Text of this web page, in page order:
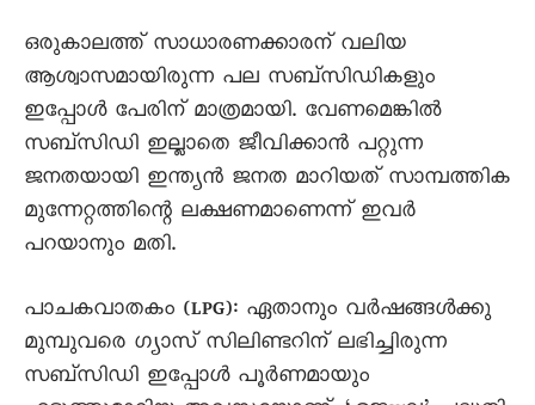
ഒരുകാലത്ത് സാധാരണക്കാരന് വലിയ
ആശ്വാസമായിരുന്ന പല സബ്‌സിഡികളും
ഇപ്പോൾ പേരിന് മാത്രമായി. വേണമെങ്കിൽ
സബ്സിഡി ഇല്ലാതെ ജീവിക്കാൻ പറ്റുന്ന
ജനതയായി ഇന്ത്യൻ ജനത മാറിയത് സാമ്പത്തിക
മുന്നേറ്റത്തിന്റെ ലക്ഷണമാണെന്ന് ഇവർ
പറയാനും മതി.
പാചകവാതകം (LPG): ഏതാനും വർഷങ്ങൾക്കു
മുമ്പുവരെ ഗ്യാസ് സിലിണ്ടറിന് ലഭിച്ചിരുന്ന
സബ്‌സിഡി ഇപ്പോൾ പൂർണമായും